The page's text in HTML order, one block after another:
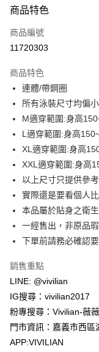
信用卡一次付款
信用卡分期付款
合作金庫商業銀行
華南商業銀行
上海商業儲蓄銀行
國泰世華商業銀行
臺灣中小企業銀行
匯豐（台灣）商業銀行
聯邦商業銀行
元大商業銀行
玉山商業銀行
台新國際商業銀行
台灣樂天信用卡公司
超商取貨付款
LINE Pay
Apple Pay
街口支付
Google Pay
【大哥付你分期使用說明
2.付款方式選擇「大哥付
流程，驗證手機門號後，
成交易。
3.實際核准額度、可分期
4.訂單成立30分鐘內，如
消。如遇「轉專審核」未
【繳款方式說明】
相關說明
【關於「AFTEE先享後付
AFTEE先享後付是「在收
便利好安心！
１．簡單：不需註冊會員
２．便利：只要手機號碼
３．安心：先確認商品／
ATM付款
貨到付款
運送方式
商品特色
商品編號
11720303
商品特色
連體/帶鋼圈
所有泳裝尺寸均偏
M適穿範圍:身高
L適穿範圍:身高
XL適穿範圍:身高
XXL適穿範圍:身高
以上尺寸只提供參考
實際還是要看個人比
本品屬於貼身之衛生
一經售出，非原品
下單前請務必確認
銷售重點
LINE: @vivilian
IG搜尋：vivilian2017
粉專搜尋：Vivilian-薇
門市資訊：嘉義市西區
APP:VIVILIAN